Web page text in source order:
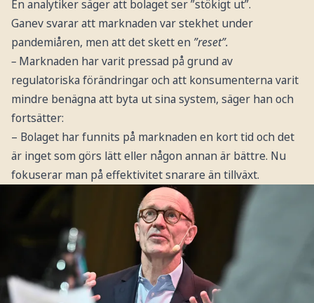
En analytiker säger att bolaget ser ”stökigt ut”.
Ganev svarar att marknaden var stekhet under
pandemiåren, men att det skett en ”reset”.
– Marknaden har varit pressad på grund av
regulatoriska förändringar och att konsumenterna varit
mindre benägna att byta ut sina system, säger han och
fortsätter:
– Bolaget har funnits på marknaden en kort tid och det
är inget som görs lätt eller någon annan är bättre. Nu
fokuserar man på effektivitet snarare än tillväxt.